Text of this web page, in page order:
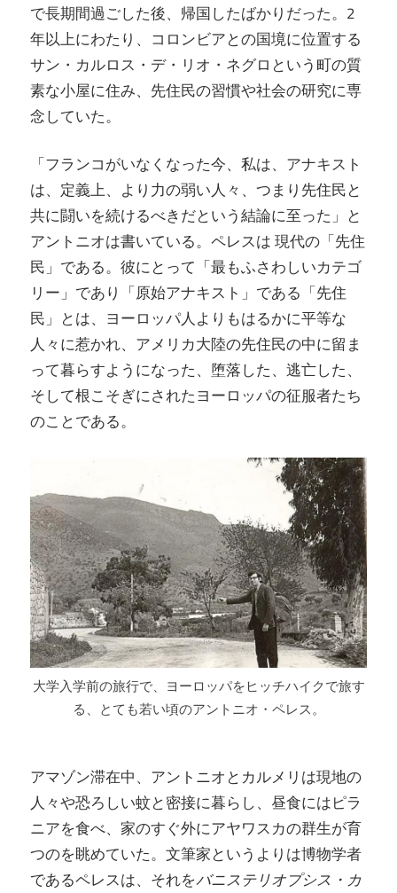
で長期間過ごした後、帰国したばかりだった。2
年以上にわたり、コロンビアとの国境に位置する
サン・カルロス・デ・リオ・ネグロという町の質
素な小屋に住み、先住民の習慣や社会の研究に専
念していた。
「フランコがいなくなった今、私は、アナキスト
は、定義上、より力の弱い人々、つまり先住民と
共に闘いを続けるべきだという結論に至った」と
アントニオは書いている。ペレスは現代の「先住
民」である。彼にとって「最もふさわしいカテゴ
リー」であり「原始アナキスト」である「先住
民」とは、ヨーロッパ人よりもはるかに平等な
人々に惹かれ、アメリカ大陸の先住民の中に留ま
って暮らすようになった、堕落した、逃亡した、
そして根こそぎにされたヨーロッパの征服者たち
のことである。
大学入学前の旅行で、ヨーロッパをヒッチハイクで旅す
る、とても若い頃のアントニオ・ペレス。
アマゾン滞在中、アントニオとカルメリは現地の
人々や恐ろしい蚊と密接に暮らし、昼食にはピラ
ニアを食べ、家のすぐ外にアヤワスカの群生が育
つのを眺めていた。文筆家というよりは博物学者
であるペレスは、それをバニステリオプシス・カ